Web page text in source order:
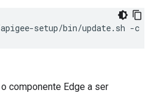
setup/bin/update.sh -c
componente Edge a ser